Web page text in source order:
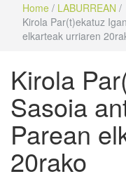
Home / LABURREAN /
Kirola Par(t)ekatuz
elkarteak urriaren
Kirola
Sasoia
Parean
20rako